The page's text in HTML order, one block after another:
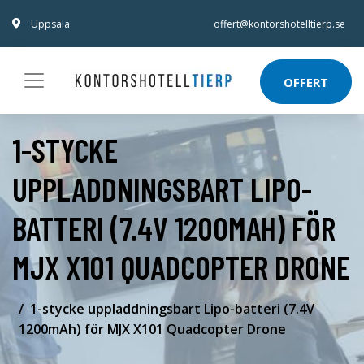
Uppsala offert@kontorshotelltierp.se
OFFERT
1-STYCKE
UPPLADDNINGSBART LIPO-
BATTERI (7.4V 1200MAH) FÖR
MJX X101 QUADCOPTER DRONE
1-stycke uppladdningsbart Lipo-batteri (7.4V
1200mAh) för MJX X101 Quadcopter Drone